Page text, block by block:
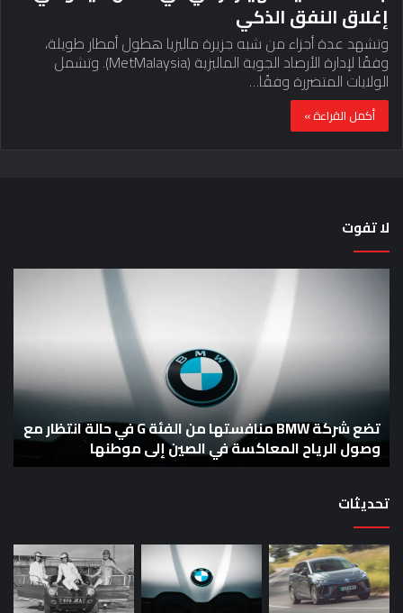
إغلاق النفق الذكي
وتشهد عدة أجزاء من شبه جزيرة ماليزيا هطول أمطار طويلة،
وفقًا لإدارة الأرصاد الجوية الماليزية (MetMalaysia). وتشمل
الولايات المتضررة وفقًا…
أكمل القراءة »
لا تفوت
تضع
من
الفئة
G
حالة
انتظار
مع
الرياح
المعاكسة
في
الصين
إلى
موطنها
تضع شركة BMW منافستها من الفئة G في حالة انتظار مع
وصول الرياح المعاكسة في الصين إلى موطنها
تحديثات